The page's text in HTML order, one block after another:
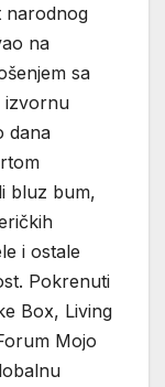
narodnog
na
sa
izvornu
dana
bluz bum,
i ostale
Pokrenuti
Box, Living
Mojo